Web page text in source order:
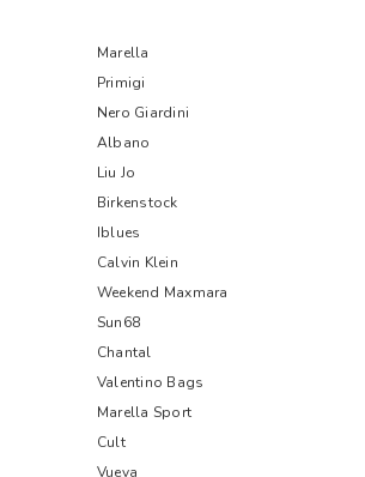
Marella
Primigi
Nero Giardini
Albano
Liu Jo
Birkenstock
Iblues
Calvin Klein
Weekend Maxmara
Sun68
Chantal
Valentino Bags
Marella Sport
Cult
Vueva